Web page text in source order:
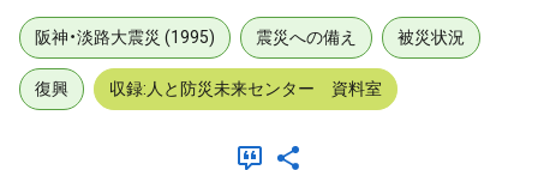
阪神・淡路大震災 (1995) 震災への備え 被災状況
復興 収録:人と防災未来センター 資料室